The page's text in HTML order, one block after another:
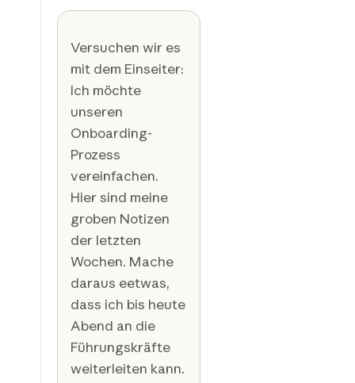
Versuchen wir es
mit dem Einseiter:
Ich möchte
unseren
Onboarding-
Prozess
vereinfachen.
Hier sind meine
groben Notizen
der letzten
Wochen. Mache
daraus eetwas,
dass ich bis heute
Abend an die
Führungskräfte
weiterleiten kann.